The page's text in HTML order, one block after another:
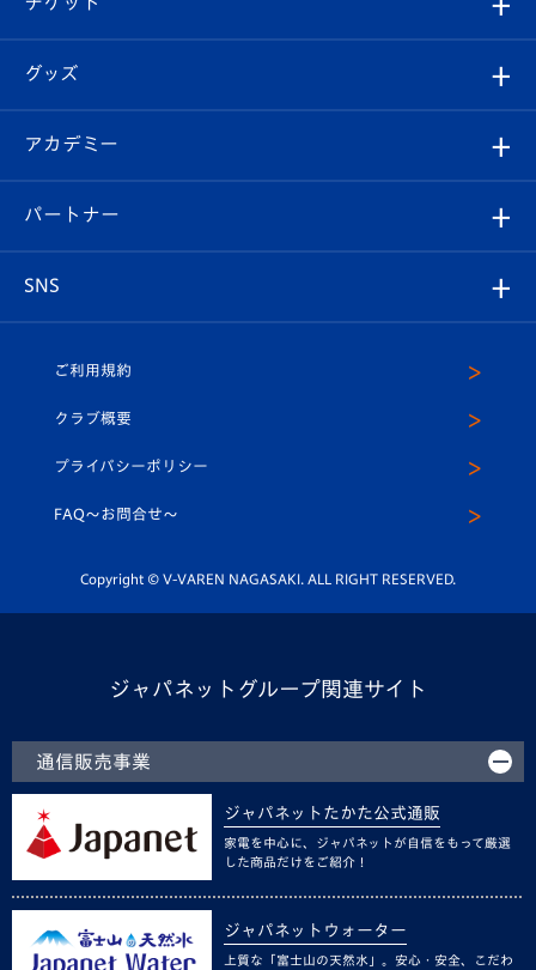
チケット
イベント
メディア
ホームタウン
エンブレム紹介
スタッフプロフィール
マスコット紹介
平和祈念活動
ホームタウン活動
はじめての観戦ガイド
Revive Team
ヴィヴィくんの長崎おもてなしガイド
フォトギャラリー
スタジアムグルメ
チケット
V-LOVERS（ファンクラブ）
プレイヤーズスイート
グッズ
オンラインショップ
店舗情報
アカデミー
育成からのお知らせ
U-18
スクール
パートナー
SNS
ヴィヴィくんインスタグラム
公式LINE＠
ご利用規約
クラブ概要
プライバシーポリシー
FAQ〜お問合せ〜
Copyright © V-VAREN NAGASAKI. ALL RIGHT RESERVED.
ジャパネットグループ関連サイト
通信販売事業
ジャパネットたかた公式通販
家電を中心に、ジャパネットが自信をもって厳選
した商品だけをご紹介！
ジャパネットウォーター
上質な「富士山の天然水」。安心・安全、こだわ